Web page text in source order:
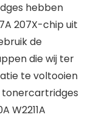
hebben
207X-chip uit
de
die wij ter
te voltooien
tonercartridges
W2211A